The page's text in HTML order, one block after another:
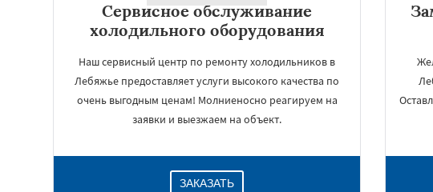
Сервисное обслуживание
холодильного оборудования
Наш сервисный центр по ремонту холодильников в
Лебяжье предоставляет услуги высокого качества по
очень выгодным ценам! Молниеносно реагируем на
заявки и выезжаем на объект.
ЗАКАЗАТЬ